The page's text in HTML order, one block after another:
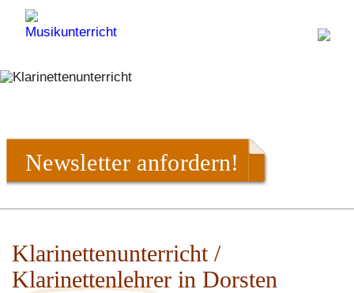
Newsletter anfordern!
Klarinettenunterricht /
Klarinettenlehrer in Dorsten